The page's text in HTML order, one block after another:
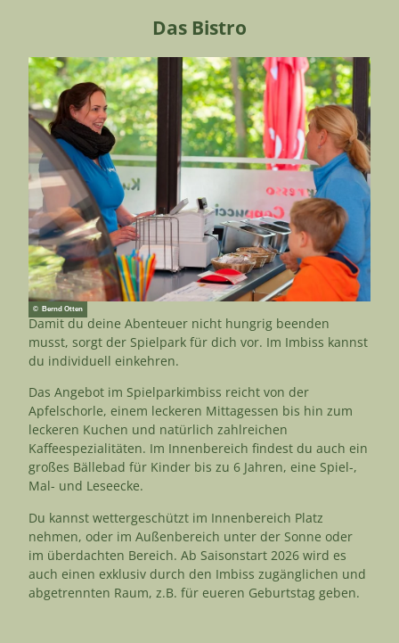
Das Bistro
© Bernd Otten
Damit du deine Abenteuer nicht hungrig beenden
musst, sorgt der Spielpark für dich vor. Im Imbiss kannst
du individuell einkehren.
Das Angebot im Spielparkimbiss reicht von der
Apfelschorle, einem leckeren Mittagessen bis hin zum
leckeren Kuchen und natürlich zahlreichen
Kaffeespezialitäten. Im Innenbereich findest du auch ein
großes Bällebad für Kinder bis zu 6 Jahren, eine Spiel-,
Mal- und Leseecke.
Du kannst wettergeschützt im Innenbereich Platz
nehmen, oder im Außenbereich unter der Sonne oder
im überdachten Bereich. Ab Saisonstart 2026 wird es
auch einen exklusiv durch den Imbiss zugänglichen und
abgetrennten Raum, z.B. für eueren Geburtstag geben.